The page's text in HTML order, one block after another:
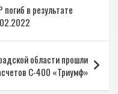
в результате
области прошли
С-400 «Триумф»